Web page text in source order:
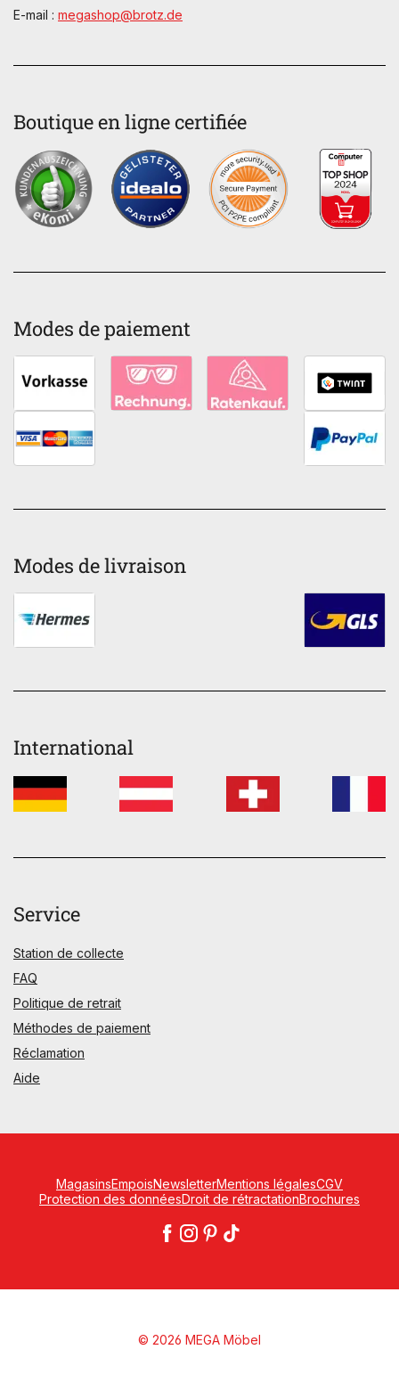
E-mail : megashop@brotz.de
Boutique en ligne certifiée
Modes de paiement
Modes de livraison
International
Service
Station de collecte
FAQ
Politique de retrait
Méthodes de paiement
Réclamation
Aide
MagasinsEmpoisNewsletterMentions légalesCGV
Protection des donnéesDroit de rétractationBrochures
© 2026 MEGA Möbel